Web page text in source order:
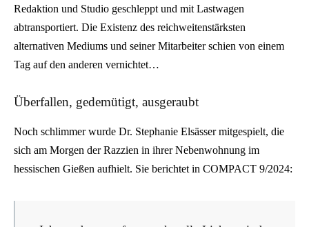
Redaktion und Studio geschleppt und mit Lastwagen
abtransportiert. Die Existenz des reichweitenstärksten
alternativen Mediums und seiner Mitarbeiter schien von einem
Tag auf den anderen vernichtet…
Überfallen, gedemütigt, ausgeraubt
Noch schlimmer wurde Dr. Stephanie Elsässer mitgespielt, die
sich am Morgen der Razzien in ihrer Nebenwohnung im
hessischen Gießen aufhielt. Sie berichtet in COMPACT 9/2024: